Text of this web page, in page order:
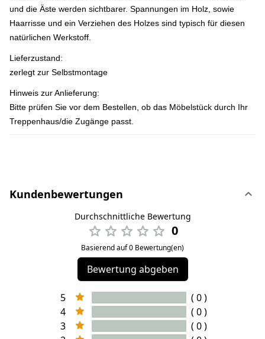
und die Äste werden sichtbarer. Spannungen im Holz, sowie
Haarrisse und ein Verziehen des Holzes sind typisch für diesen
natürlichen Werkstoff.
Lieferzustand:
zerlegt zur Selbstmontage
Hinweis zur Anlieferung:
Bitte prüfen Sie vor dem Bestellen, ob das Möbelstück durch Ihr
Treppenhaus/die Zugänge passt.
Kundenbewertungen
Durchschnittliche Bewertung
0
Basierend auf 0 Bewertung(en)
Bewertung abgeben
5
( 0 )
4
( 0 )
3
( 0 )